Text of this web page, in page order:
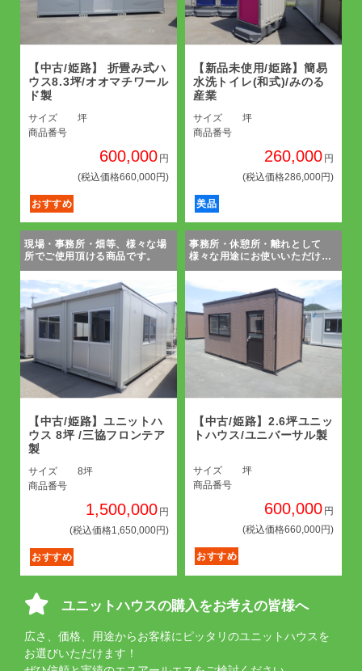
【中古/姫路】 折畳み式ハ
ウス8.3坪/オオマチワール
ド製
サイズ
坪
商品番号
600,000 円
(税込価格660,000円)
おすすめ
【新品未使用/姫路】簡易
水洗トイレ(和式)/みのる
産業
サイズ
坪
商品番号
260,000 円
(税込価格286,000円)
美品
現場・事務所・畑等、様々な場
所でご使用頂ける商品です。
【中古/姫路】ユニットハ
ウス 8坪 /三協フロンテア
製
サイズ
8坪
商品番号
1,500,000 円
(税込価格1,650,000円)
おすすめ
事務所・休憩所・離れとして
様々な用途にお使いいただけま
す！！
【中古/姫路】2.6坪ユニッ
トハウス/ユニバーサル製
サイズ
坪
商品番号
600,000 円
(税込価格660,000円)
おすすめ
ユニットハウスの購入をお考えの皆様へ
広さ、価格、用途からお客様にピッタリのユニットハウスを
お選びいただけます！